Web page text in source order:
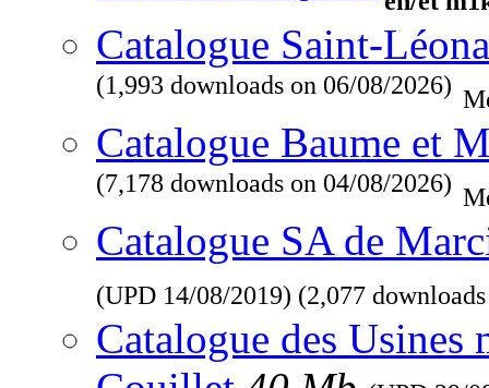
Catalogue Saint-
(1,993 downloads on 06/08/2026)
Catalogue Baume et
(7,178 downloads on 04/08/2026)
Catalogue SA de
(UPD 14/08/2019) (2,077
Catalogue des